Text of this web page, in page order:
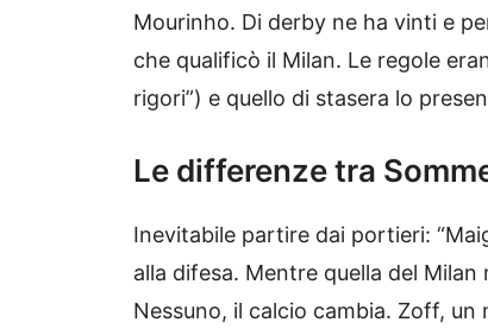
Mourinho. Di derby ne ha vinti e
che qualificò il Milan. Le regole
rigori”) e quello di stasera lo
Le differenze tra
Inevitabile partire dai portieri:
alla difesa. Mentre quella del
Nessuno, il calcio cambia. Zoff, un